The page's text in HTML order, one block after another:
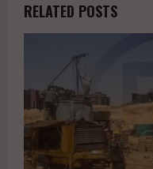
RELATED POSTS